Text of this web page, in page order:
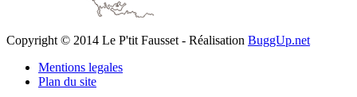
Copyright © 2014 Le P'tit Fausset - Réalisation BuggUp.net
Mentions legales
Plan du site